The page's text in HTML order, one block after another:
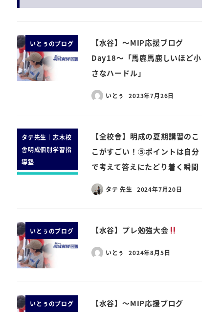
いとぅのブログ
【水谷】～MIP応援ブログ
Day18～「馬鹿馬鹿しいほど小
さなハードル」
いとぅ 2023年7月26日
タテ先生｜志木校
舎明成個別学習指
導塾
【全校舎】明成の夏期講習のこ
こがすごい！⑤ポイントは自分
で考えて答えにたどり着く瞬間
タテ 先生 2024年7月20日
いとぅのブログ 【水谷】プレ勉強大会
いとぅ 2024年8月5日
いとぅのブログ
【水谷】～MIP応援ブログ